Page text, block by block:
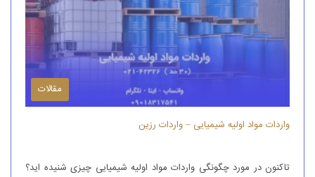
مقالات
واردات مواد اولیه شیمیایی – واردات رزین
تاکنون در مورد چگونگی واردات مواد اولیه شیمیایی چیزی شنیده اید؟